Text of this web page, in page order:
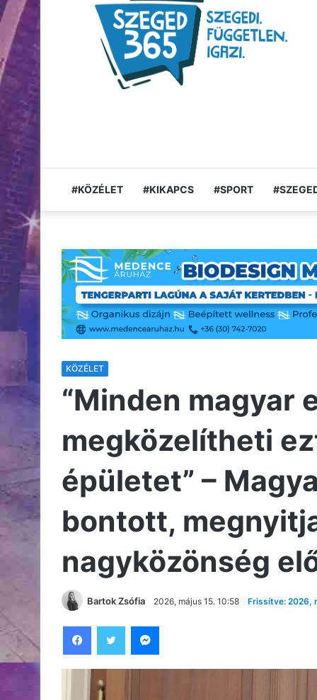
#KÖZÉLET #KIKAPCS #SPORT
KÖZÉLET
“Minden magyar
megközelítheti
épületet” –
bontott,
nagyközönség
Bartok Zsófia 2026, május 15. 10:58 Frissítve: 2026,